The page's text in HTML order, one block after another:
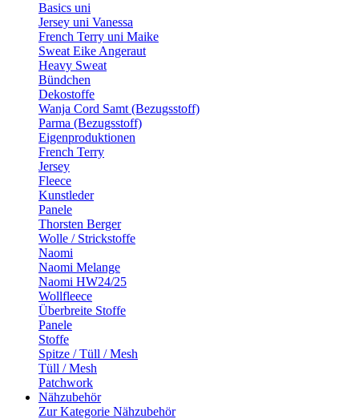
Basics uni
Jersey uni Vanessa
French Terry uni Maike
Sweat Eike Angeraut
Heavy Sweat
Bündchen
Dekostoffe
Wanja Cord Samt (Bezugsstoff)
Parma (Bezugsstoff)
Eigenproduktionen
French Terry
Jersey
Fleece
Kunstleder
Panele
Thorsten Berger
Wolle / Strickstoffe
Naomi
Naomi Melange
Naomi HW24/25
Wollfleece
Überbreite Stoffe
Panele
Stoffe
Spitze / Tüll / Mesh
Tüll / Mesh
Patchwork
Nähzubehör
Zur Kategorie Nähzubehör